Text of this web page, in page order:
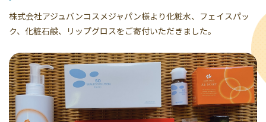
株式会社アジュバンコスメジャパン様より化粧水、フェイスパッ
ク、化粧石鹸、リップグロスをご寄付いただきました。